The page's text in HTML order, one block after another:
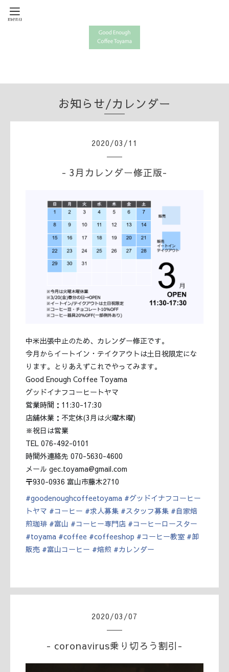
お知らせ/カレンダー
2020/03 /11
- 3月カレンダー修正版-
中米出張中止のため、カレンダー修正です。
今月からイートイン・テイクアウトは土日祝限定にな
ります。とりあえずこれでやってみます。
Good Enough Coffee Toyama
グッドイナフコーヒートヤマ
営業時間：11:30-17:30
店舗休業：不定休(3月は火曜木曜)
※祝日は営業
TEL 076-492-0101
時間外連絡先 070-5630-4600
メール gec.toyama@gmail.com
〒930-0936 富山市藤木2710
#goodenoughcoffeetoyama #グッドイナフコーヒー
トヤマ #コーヒー #求人募集 #スタッフ募集 #自家焙
煎珈琲 #富山 #コーヒー専門店 #コーヒーロースター
#toyama #coffee #coffeeshop #コーヒー教室 #卸
販売 #富山コーヒー #焙煎 #カレンダー
2020/03 /07
- coronavirus乗り切ろう割引-